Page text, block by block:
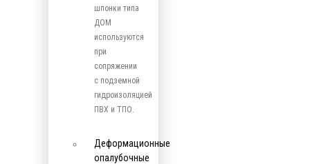
шпонки типа
ДОМ
используются
при
сопряжении
с подземной
гидроизоляцией
ПВХ и ТПО.
Деформационные
опалубочные